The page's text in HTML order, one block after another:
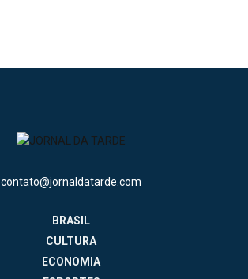
contato@jornaldatarde.com
BRASIL
CULTURA
ECONOMIA